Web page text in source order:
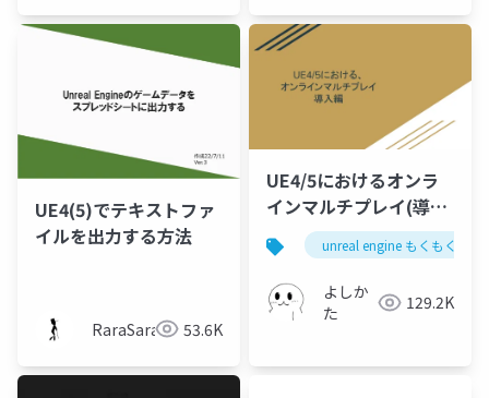
ャパン
UE4(5)でテキストファ
イルを出力する方法
RaraSarada 53.6K
UE4/5におけるオンラ
インマルチプレイ(導入
編)
unreal engine もくもく会 in
よしか
た
129.2K